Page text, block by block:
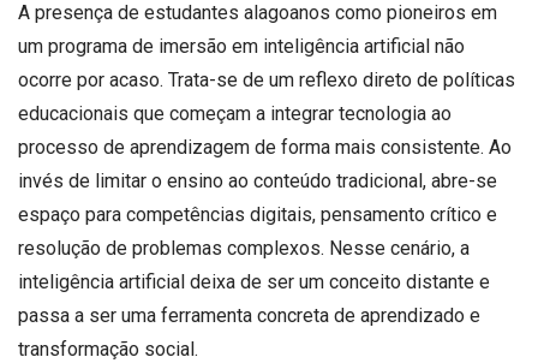
A presença de estudantes alagoanos como pioneiros em
um programa de imersão em inteligência artificial não
ocorre por acaso. Trata-se de um reflexo direto de políticas
educacionais que começam a integrar tecnologia ao
processo de aprendizagem de forma mais consistente. Ao
invés de limitar o ensino ao conteúdo tradicional, abre-se
espaço para competências digitais, pensamento crítico e
resolução de problemas complexos. Nesse cenário, a
inteligência artificial deixa de ser um conceito distante e
passa a ser uma ferramenta concreta de aprendizado e
transformação social.